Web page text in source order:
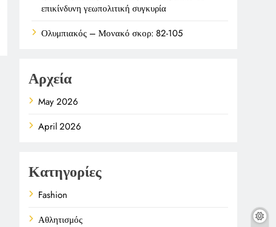
επικίνδυνη γεωπολιτική συγκυρία
Ολυμπιακός – Μονακό σκορ: 82-105
Αρχεία
May 2026
April 2026
Κατηγορίες
Fashion
Αθλητισμός